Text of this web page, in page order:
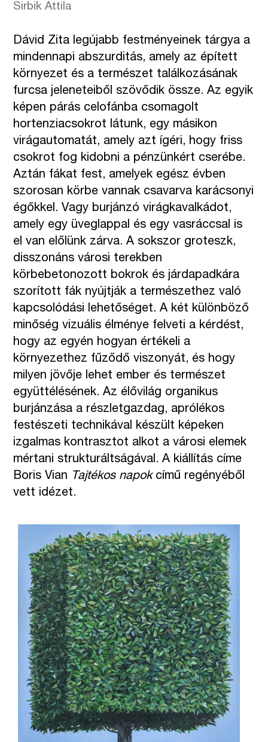
Sirbik Attila
Dávid Zita legújabb festményeinek tárgya a
mindennapi abszurditás, amely az épített
környezet és a természet találkozásának
furcsa jeleneteiből szövődik össze. Az egyik
képen párás celofánba csomagolt
hortenziacsokrot látunk, egy másikon
virágautomatát, amely azt ígéri, hogy friss
csokrot fog kidobni a pénzünkért cserébe.
Aztán fákat fest, amelyek egész évben
szorosan körbe vannak csavarva karácsonyi
égőkkel. Vagy burjánzó virágkavalkádot,
amely egy üveglappal és egy vasráccsal is
el van előlünk zárva. A sokszor groteszk,
disszonáns városi terekben
körbebetonozott bokrok és járdapadkára
szorított fák nyújtják a természethez való
kapcsolódási lehetőséget. A két különböző
minőség vizuális élménye felveti a kérdést,
hogy az egyén hogyan értékeli a
környezethez fűződő viszonyát, és hogy
milyen jövője lehet ember és természet
együttélésének. Az élővilág organikus
burjánzása a részletgazdag, aprólékos
festészeti technikával készült képeken
izgalmas kontrasztot alkot a városi elemek
mértani strukturáltságával. A kiállítás címe
Boris Vian Tajtékos napokcímű regényéből
vett idézet.